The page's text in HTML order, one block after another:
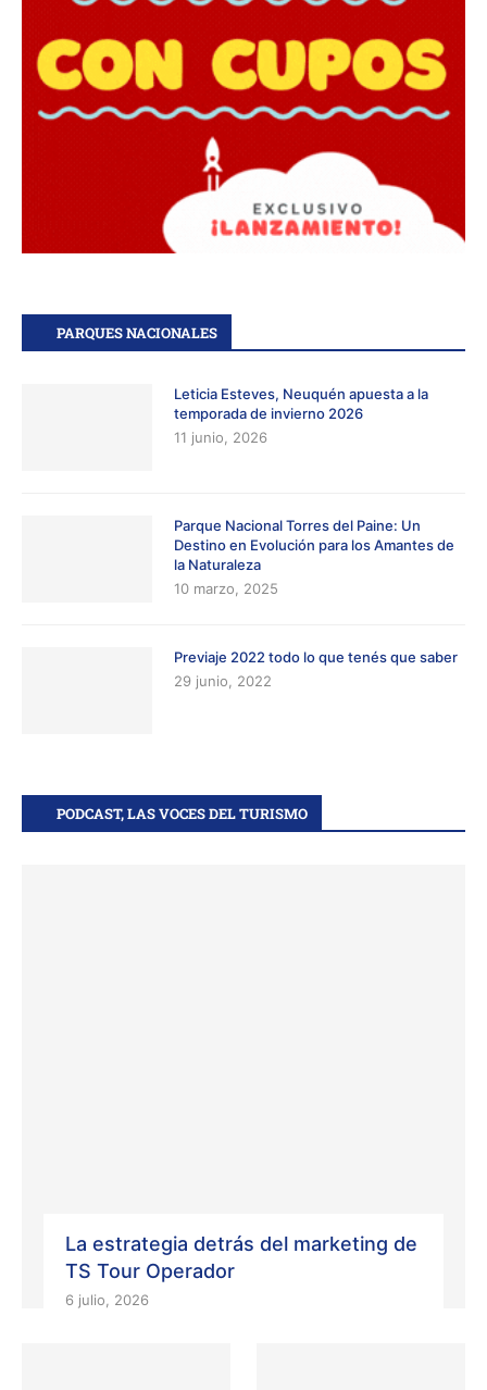
PARQUES NACIONALES
Leticia Esteves, Neuquén apuesta a la
temporada de invierno 2026
11 junio, 2026
Parque Nacional Torres del Paine: Un
Destino en Evolución para los Amantes de
la Naturaleza
10 marzo, 2025
Previaje 2022 todo lo que tenés que saber
29 junio, 2022
PODCAST, LAS VOCES DEL TURISMO
La estrategia detrás del marketing de
TS Tour Operador
6 julio, 2026